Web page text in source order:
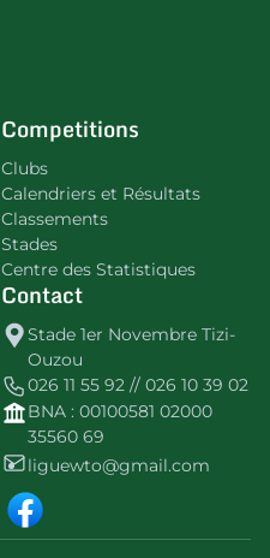
Competitions
Clubs
Calendriers et Résultats
Classements
Stades
Centre des Statistiques
Contact
Stade 1er Novembre Tizi-
Ouzou
026 11 55 92 // 026 10 39 02
BNA : 00100581 02000
35560 69
liguewto@gmail.com